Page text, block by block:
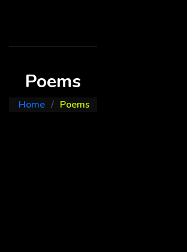
Poems
Home Poems